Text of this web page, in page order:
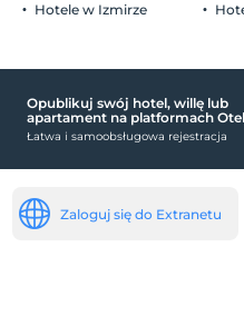
miejsca publiczne
taras do opalania
ogród
dziecko
Dzieci)
Hotele w Izmirze
Opublikuj swój hotel, willę lub
apartament na platformach
Łatwa i samoobsługowa rejestracja
Zaloguj się do Extranetu